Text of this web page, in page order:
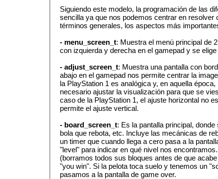
Siguiendo este modelo, la programación de las
sencilla ya que nos podemos centrar en resolver
términos generales, los aspectos más
- menu_screen_t: Muestra el menú principal de
con izquierda y derecha en el gamepad y se
- adjust_screen_t: Muestra una pantalla con
abajo en el gamepad nos permite centrar la
la PlayStation 1 es analógica y, en aquella
necesario ajustar la visualización para que se
caso de la PlayStation 1, el ajuste horizontal no
permite el ajuste vertical.
- board_screen_t: Es la pantalla principal,
bola que rebota, etc. Incluye las mecánicas de
un timer que cuando llega a cero pasa a la
"level" para indicar en qué nivel nos
(borramos todos sus bloques antes de que
"you win". Si la pelota toca suelo y tenemos un
pasamos a la pantalla de game over.